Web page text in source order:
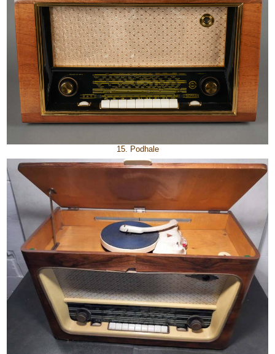
15. Podhale